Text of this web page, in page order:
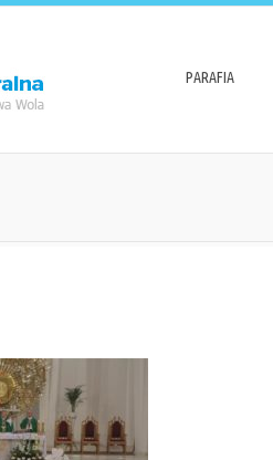
PARAFIA